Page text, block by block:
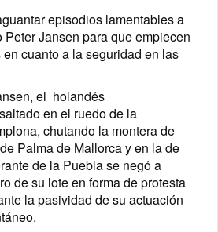
episodios lamentables a
Jansen para que empiecen
cuanto a la seguridad en las
el holandés
en el ruedo de la
chutando la montera de
Palma de Mallorca y en la de
de la Puebla se negó a
de su lote en forma de protesta
la pasividad de su actuación